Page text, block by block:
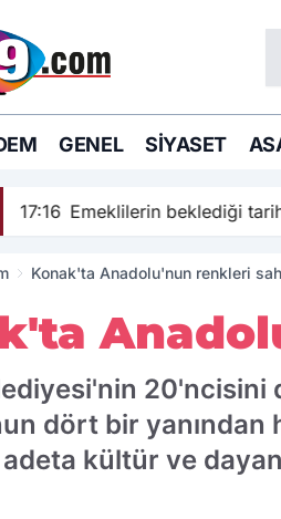
GENEL SIYASET
17:16 Emeklilerin beklediği tarih
Konak'ta Anadolu'nun renkleri
20'ncisini
dört bir yanından
kültür ve